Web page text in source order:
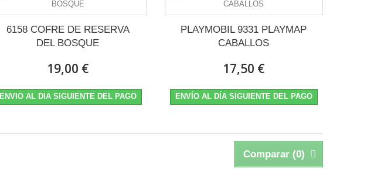
6158 COFRE DE RESERVA
DEL BOSQUE
19,00 €
ENVIO AL DIA SIGUIENTE DEL PAGO
PLAYMOBIL 9331 PLAYMAP
CABALLOS
17,50 €
ENVÍO AL DÍA SIGUIENTE DEL PAGO
Comparar (0)